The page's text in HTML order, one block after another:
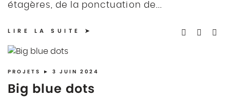
étagères, de la ponctuation de...
LIRE LA SUITE
PROJETS ► 3 JUIN 2024
Big blue dots